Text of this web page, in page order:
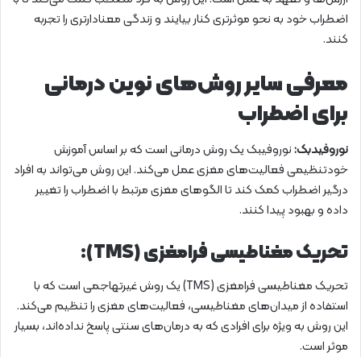
اضطراب خود به نحو موثرتری کنار بیایند و زندگی معنادارتری را تجربه
کنند.
معرفی سایر روش‌های نوین درمانی
برای اضطراب
نوروفیدبک:نوروفیبک یک روش درمانی است که بر اساس آموزش
خودتنظیمی فعالیت‌های مغزی عمل می‌کند. این روش می‌تواند به افراد
درگیر اضطراب کمک کند تا الگوهای مغزی مرتبط با اضطراب را تغییر
داده و بهبود پیدا کنند.
تحریک مغناطیسی فرامغزی (TMS):
تحریک مغناطیسی فرامغزی (TMS) یک روش غیرتهاجمی است که با
استفاده از میدان‌های مغناطیسی، فعالیت‌های مغزی را تنظیم می‌کند.
این روش به ویژه برای افرادی که به درمان‌های سنتی پاسخ نداده‌اند، بسیار
موثر است.